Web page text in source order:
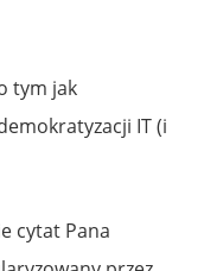
tym jak
IT (i
cytat Pana